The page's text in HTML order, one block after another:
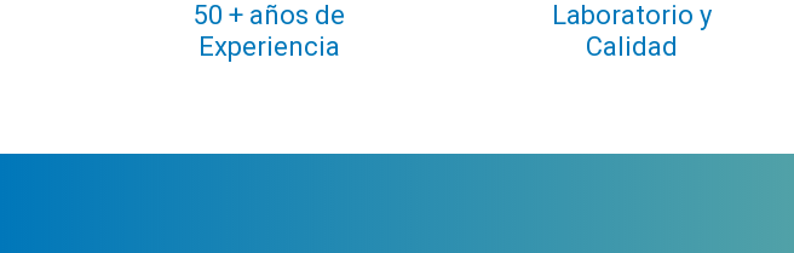
50 + años de
Experiencia
Laboratorio y
Calidad